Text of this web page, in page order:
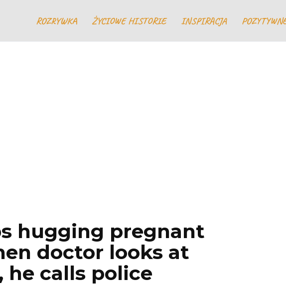
ROZRYWKA ŻYCIOWE HISTORIE INSPIRACJA
hugging pregnant
doctor looks at
he calls police